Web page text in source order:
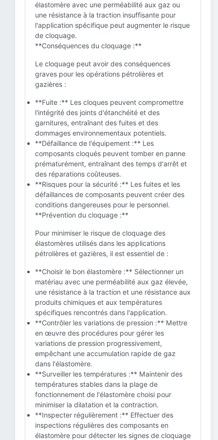
élastomère avec une perméabilité aux gaz ou
une résistance à la traction insuffisante pour
l'application spécifique peut augmenter le risque
de cloquage.
**Conséquences du cloquage :**
Le cloquage peut avoir des conséquences
graves pour les opérations pétrolières et
gazières :
**Fuite :** Les cloques peuvent compromettre
l'intégrité des joints d'étanchéité et des
garnitures, entraînant des fuites et des
dommages environnementaux potentiels.
**Défaillance de l'équipement :** Les
composants cloqués peuvent tomber en panne
prématurément, entraînant des temps d'arrêt et
des réparations coûteuses.
**Risques pour la sécurité :** Les fuites et les
défaillances de composants peuvent créer des
conditions dangereuses pour le personnel.
**Prévention du cloquage :**
Pour minimiser le risque de cloquage des
élastomères utilisés dans les applications
pétrolières et gazières, il est essentiel de :
**Choisir le bon élastomère :** Sélectionner un
matériau avec une perméabilité aux gaz élevée,
une résistance à la traction et une résistance aux
produits chimiques et aux températures
spécifiques rencontrés dans l'application.
**Contrôler les variations de pression :** Mettre
en œuvre des procédures pour gérer les
variations de pression progressivement,
empêchant une accumulation rapide de gaz
dans l'élastomère.
**Surveiller les températures :** Maintenir des
températures stables dans la plage de
fonctionnement de l'élastomère choisi pour
minimiser la dilatation et la contraction.
**Inspecter régulièrement :** Effectuer des
inspections régulières des composants en
élastomère pour détecter les signes de cloquage